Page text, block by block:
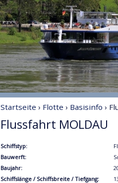
Startseite › Flotte › Basisinfo ›
Flussfahrt MOLDAU
Schiffstyp:
Bauwerft:
Baujahr:
Schiffslänge / Schiffsbreite / Tiefgang: